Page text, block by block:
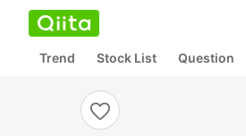
Trend Stock List Question